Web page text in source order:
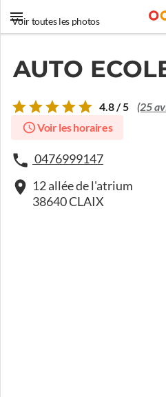
Voir toutes les photos
AUTO
4.8 / 5 (25
Voir les horaires
0476999147
12 allée de l'atrium
38640 CLAIX